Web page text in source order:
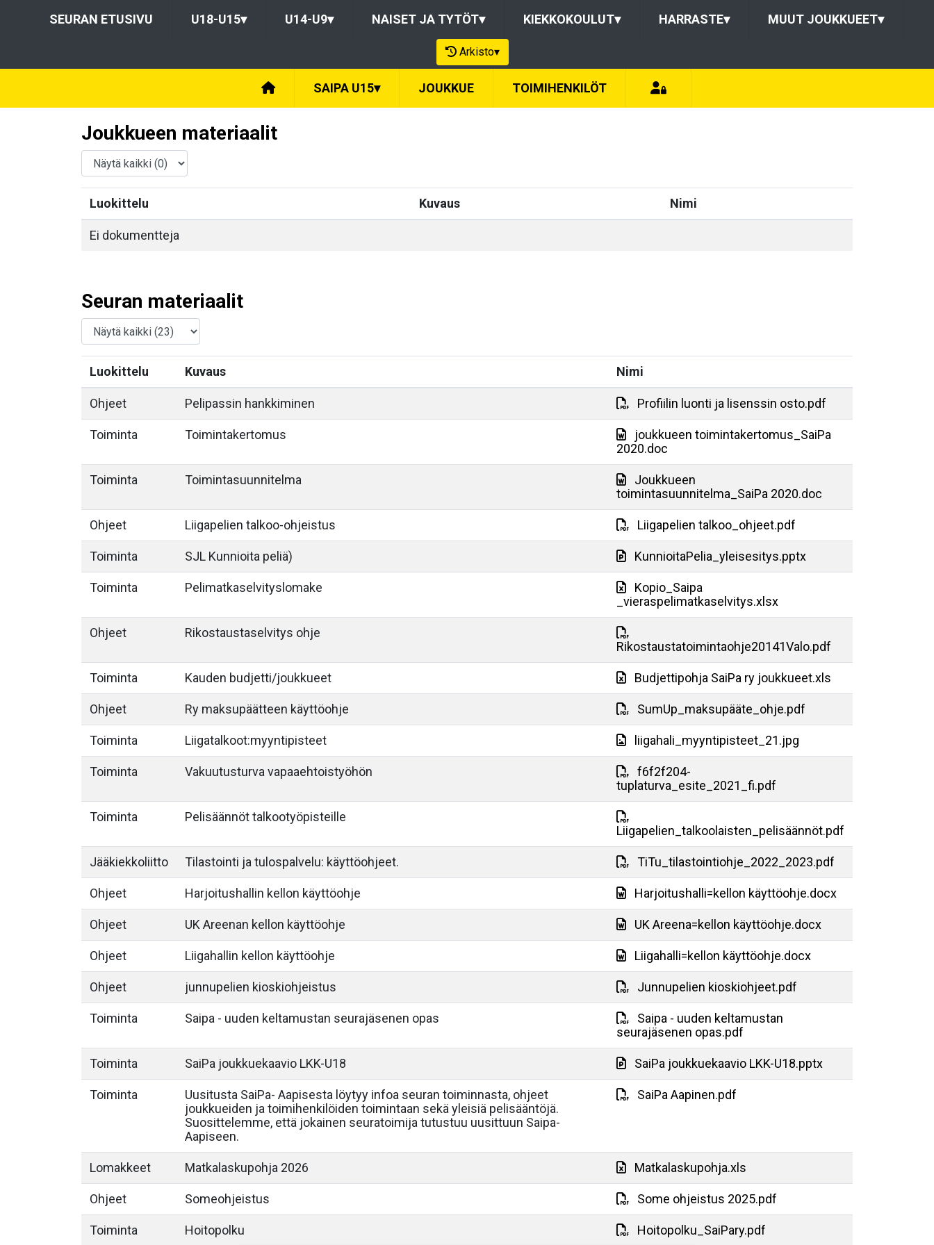
SEURAN ETUSIVU U18-U15▾ U14-U9▾ NAISET JA TYTÖT▾ KIEKKOKOULUT▾ HARRASTE▾ MUUT JOUKKUEET▾
Arkisto▾
SAIPA U15▾ JOUKKUE TOIMIHENKILÖT
Joukkueen materiaalit
Luokittelu Kuvaus Nimi
Ei dokumentteja
Seuran materiaalit
Luokittelu Kuvaus Nimi
Ohjeet Pelipassin hankkiminen Profiilin luonti ja lisenssin osto.pdf
Toiminta Toimintakertomus
joukkueen toimintakertomus_SaiPa
2020.doc
Toiminta Toimintasuunnitelma
Joukkueen
toimintasuunnitelma_SaiPa 2020.doc
Ohjeet Liigapelien talkoo-ohjeistus Liigapelien talkoo_ohjeet.pdf
Toiminta SJL Kunnioita peliä) KunnioitaPelia_yleisesitys.pptx
Toiminta Pelimatkaselvityslomake
Kopio_Saipa
_vieraspelimatkaselvitys.xlsx
Ohjeet
Rikostaustaselvitys ohje
Rikostaustatoimintaohje20141Valo.pdf
Toiminta Kauden budjetti/joukkueet Budjettipohja SaiPa ry joukkueet.xls
Ohjeet Ry maksupäätteen käyttöohje SumUp_maksupääte_ohje.pdf
Toiminta Liigatalkoot:myyntipisteet liigahali_myyntipisteet_21.jpg
Toiminta Vakuutusturva vapaaehtoistyöhön
f6f2f204-
tuplaturva_esite_2021_fi.pdf
Toiminta
Pelisäännöt talkootyöpisteille
Liigapelien_talkoolaisten_pelisäännöt.pdf
Jääkiekkoliitto Tilastointi ja tulospalvelu: käyttöohjeet. TiTu_tilastointiohje_2022_2023.pdf
Ohjeet Harjoitushallin kellon käyttöohje Harjoitushalli=kellon käyttöohje.docx
Ohjeet UK Areenan kellon käyttöohje UK Areena=kellon käyttöohje.docx
Ohjeet Liigahallin kellon käyttöohje Liigahalli=kellon käyttöohje.docx
Ohjeet junnupelien kioskiohjeistus Junnupelien kioskiohjeet.pdf
Toiminta Saipa - uuden keltamustan seurajäsenen opas
Saipa - uuden keltamustan
seurajäsenen opas.pdf
Toiminta SaiPa joukkuekaavio LKK-U18 SaiPa joukkuekaavio LKK-U18.pptx
Toiminta
Uusitusta SaiPa- Aapisesta löytyy infoa seuran toiminnasta, ohjeet
joukkueiden ja toimihenkilöiden toimintaan sekä yleisiä pelisääntöjä.
Suosittelemme, että jokainen seuratoimija tutustuu uusittuun Saipa-
Aapiseen.
SaiPa Aapinen.pdf
Lomakkeet Matkalaskupohja 2026 Matkalaskupohja.xls
Ohjeet Someohjeistus Some ohjeistus 2025.pdf
Toiminta Hoitopolku Hoitopolku_SaiPary.pdf